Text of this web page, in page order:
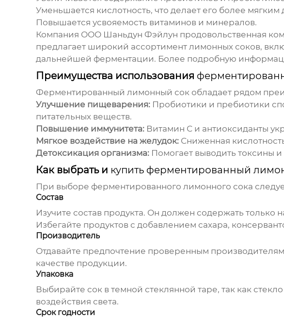
Уменьшается кислотность, что делает его более мягким
Повышается усвояемость витаминов и минералов.
Компания ООО Шаньдун Фэйлун продовольственная
предлагает широкий ассортимент лимонных соков,
дальнейшей ферментации. Более подробную
Преимущества использования
Ферментированный лимонный сокобладает рядом
Улучшение пищеварения:Пробиотики и пребиотики
питательных веществ.
Повышение иммунитета:Витамин С и антиоксиданты
Мягкое воздействие на желудок:Сниженная
Детоксикация организма:Помогает выводить токсины
Как выбрать и купить ферментированный
При выборе ферментированного лимонного сока
Состав
Изучите состав продукта. Он должен содержать
Избегайте продуктов с добавлением сахара,
Производитель
Отдавайте предпочтение проверенным
качестве продукции.
Упаковка
Выбирайте сок в темной стеклянной таре, так как
воздействия света.
Срок годности